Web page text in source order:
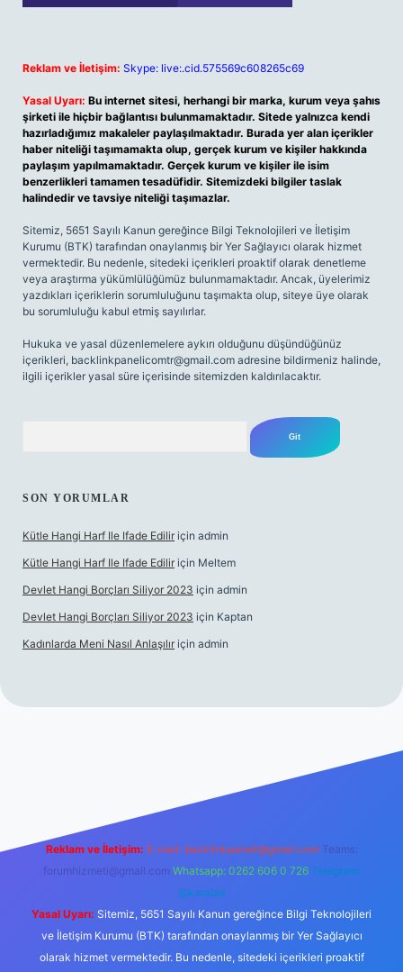
Reklam ve İletişim: Skype: live:.cid.575569c608265c69
Yasal Uyarı: Bu internet sitesi, herhangi bir marka, kurum veya şahıs
şirketi ile hiçbir bağlantısı bulunmamaktadır. Sitede yalnızca kendi
hazırladığımız makaleler paylaşılmaktadır. Burada yer alan içerikler
haber niteliği taşımamakta olup, gerçek kurum ve kişiler hakkında
paylaşım yapılmamaktadır. Gerçek kurum ve kişiler ile isim
benzerlikleri tamamen tesadüfidir. Sitemizdeki bilgiler taslak
halindedir ve tavsiye niteliği taşımazlar.
Sitemiz, 5651 Sayılı Kanun gereğince Bilgi Teknolojileri ve İletişim
Kurumu (BTK) tarafından onaylanmış bir Yer Sağlayıcı olarak hizmet
vermektedir. Bu nedenle, sitedeki içerikleri proaktif olarak denetleme
veya araştırma yükümlülüğümüz bulunmamaktadır. Ancak, üyelerimiz
yazdıkları içeriklerin sorumluluğunu taşımakta olup, siteye üye olarak
bu sorumluluğu kabul etmiş sayılırlar.
Hukuka ve yasal düzenlemelere aykırı olduğunu düşündüğünüz
içerikleri, backlinkpanelicomtr@gmail.com adresine bildirmeniz halinde,
ilgili içerikler yasal süre içerisinde sitemizden kaldırılacaktır.
SON YORUMLAR
Kütle Hangi Harf Ile Ifade Edilir için admin
Kütle Hangi Harf Ile Ifade Edilir için Meltem
Devlet Hangi Borçları Siliyor 2023 için admin
Devlet Hangi Borçları Siliyor 2023 için Kaptan
Kadınlarda Meni Nasıl Anlaşılır için admin
Betexper giriş adresi
Reklam ve İletişim: E-mail: backlinkpaneli@gmail.com Teams:
forumhizmeti@gmail.com Whatsapp: 0262 606 0 726 Telegram:
@karabul
Yasal Uyarı: Sitemiz, 5651 Sayılı Kanun gereğince Bilgi Teknolojileri
ve İletişim Kurumu (BTK) tarafından onaylanmış bir Yer Sağlayıcı
olarak hizmet vermektedir. Bu nedenle, sitedeki içerikleri proaktif